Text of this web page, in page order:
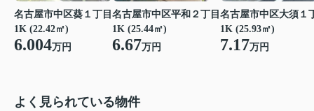
名古屋市中区葵１丁目
1K (22.42㎡)
6.004万円
名古屋市中区平和２丁目
1K (25.44㎡)
6.67万円
名古屋市中区大須１
1K (25.93㎡)
7.17万円
よく見られている物件